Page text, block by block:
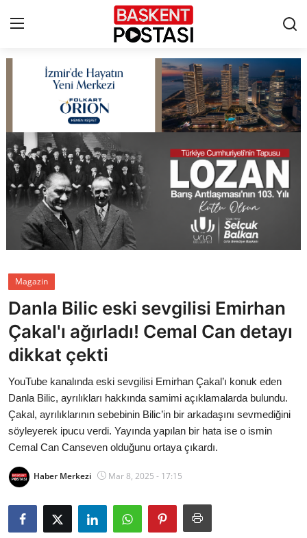
Çerez Politikası
Künye
Ankara
TBMM
Cumhurbaşkanlığı
Bakanlıklar
Siyasi Partiler
Mülki İdare
Toplum ve Yaşam
Kamu Kurumları ve Üst Kurullar
Resmi Reklamlar
Magazin
Danla Bilic eski sevgilisi Emirhan
Çakal'ı ağırladı! Cemal Can detayı
dikkat çekti
YouTube kanalında eski sevgilisi Emirhan Çakal’ı konuk eden
Danla Bilic, ayrılıkları hakkında samimi açıklamalarda bulundu.
Çakal, ayrılıklarının sebebinin Bilic’in bir arkadaşını sevmediğini
söyleyerek ipucu verdi. Yayında yapılan bir hata ise o ismin
Cemal Can Canseven olduğunu ortaya çıkardı.
Haber Merkezi Mar 8, 2025 - 17:15